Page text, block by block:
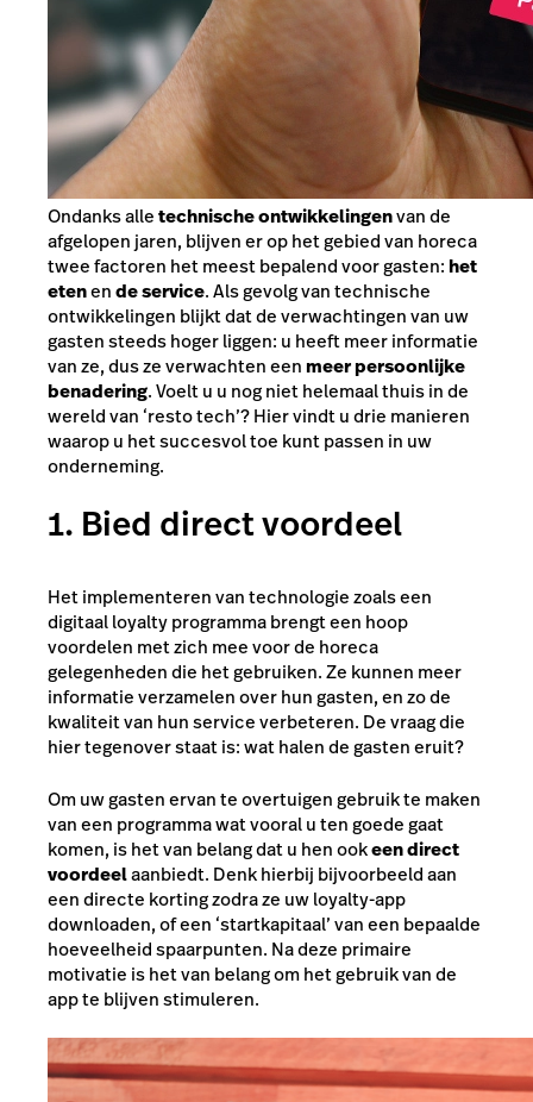
Ondanks alletechnische ontwikkelingenvan de
afgelopen jaren, blijven er op het gebied van horeca
twee factoren het meest bepalend voor gasten:het
etenende service. Als gevolg van technische
ontwikkelingen blijkt dat de verwachtingen van uw
gasten steeds hoger liggen: u heeft meer informatie
van ze, dus ze verwachten eenmeer persoonlijke
benadering. Voelt u u nog niet helemaal thuis in de
wereld van ‘resto tech’? Hier vindt u drie manieren
waarop u het succesvol toe kunt passen in uw
onderneming.
1. Bied direct voordeel
Het implementeren van technologie zoals een
digitaal loyalty programma brengt een hoop
voordelen met zich mee voor de horeca
gelegenheden die het gebruiken. Ze kunnen meer
informatie verzamelen over hun gasten, en zo de
kwaliteit van hun service verbeteren. De vraag die
hier tegenover staat is: wat halen de gasten eruit?
Om uw gasten ervan te overtuigen gebruik te maken
van een programma wat vooral u ten goede gaat
komen, is het van belang dat u hen ookeen direct
voordeelaanbiedt. Denk hierbij bijvoorbeeld aan
een directe korting zodra ze uw loyalty-app
downloaden, of een ‘startkapitaal’ van een bepaalde
hoeveelheid spaarpunten. Na deze primaire
motivatie is het van belang om het gebruik van de
app te blijven stimuleren.